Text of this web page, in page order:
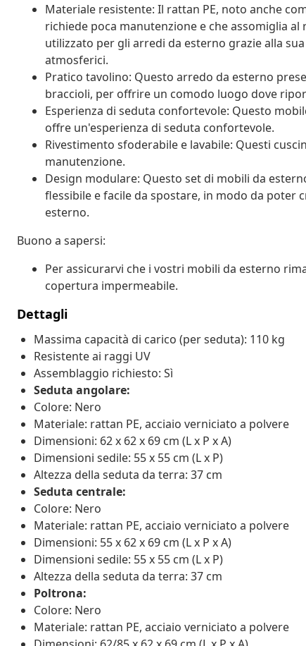
Materiale resistente: Il rattan PE, noto anche
richiede poca manutenzione e che assomiglia
utilizzato per gli arredi da esterno grazie alla
atmosferici.
Pratico tavolino: Questo arredo da esterno
braccioli, per offrire un comodo luogo dove
Esperienza di seduta confortevole: Questo
offre un'esperienza di seduta confortevole.
Rivestimento sfoderabile e lavabile: Questi
manutenzione.
Design modulare: Questo set di mobili da
flessibile e facile da spostare, in modo da poter
esterno.
Buono a sapersi:
Per assicurarvi che i vostri mobili da esterno
copertura impermeabile.
Dettagli
Massima capacità di carico (per seduta): 110 kg
Resistente ai raggi UV
Assemblaggio richiesto: Sì
Seduta angolare:
Colore: Nero
Materiale: rattan PE, acciaio verniciato a polvere
Dimensioni: 62 x 62 x 69 cm (L x P x A)
Dimensioni sedile: 55 x 55 cm (L x P)
Altezza della seduta da terra: 37 cm
Seduta centrale:
Colore: Nero
Materiale: rattan PE, acciaio verniciato a polvere
Dimensioni: 55 x 62 x 69 cm (L x P x A)
Dimensioni sedile: 55 x 55 cm (L x P)
Altezza della seduta da terra: 37 cm
Poltrona:
Colore: Nero
Materiale: rattan PE, acciaio verniciato a polvere